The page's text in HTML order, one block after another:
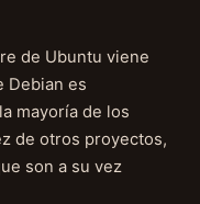
de Ubuntu viene
Debian es
mayoría de los
de otros proyectos,
son a su vez